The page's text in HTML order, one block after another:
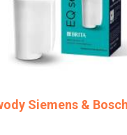
Siemens &